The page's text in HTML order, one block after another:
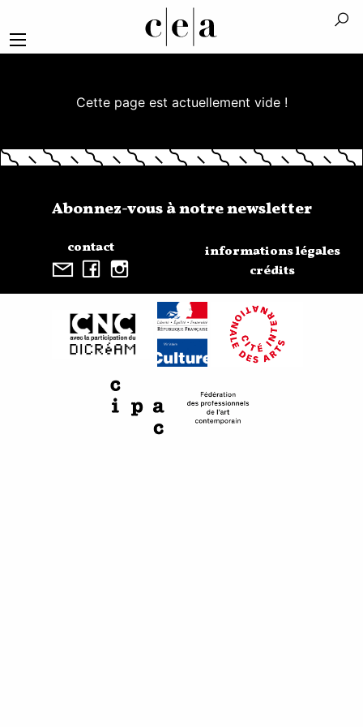
Cette page est actuellement vide !
contact
Abonnez-vous à notre newsletter
informations légales
crédits